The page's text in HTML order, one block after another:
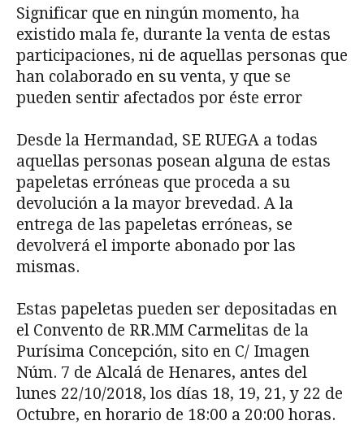
Significar que en ningún momento, ha
existido mala fe, durante la venta de estas
participaciones, ni de aquellas personas que
han colaborado en su venta, y que se
pueden sentir afectados por éste error
Desde la Hermandad, SE RUEGA a todas
aquellas personas posean alguna de estas
papeletas erróneas que proceda a su
devolución a la mayor brevedad. A la
entrega de las papeletas erróneas, se
devolverá el importe abonado por las
mismas.
Estas papeletas pueden ser depositadas en
el Convento de RR.MM Carmelitas de la
Purísima Concepción, sito en C/ Imagen
Núm. 7 de Alcalá de Henares, antes del
lunes 22/10/2018, los días 18, 19, 21, y 22 de
Octubre, en horario de 18:00 a 20:00 horas.